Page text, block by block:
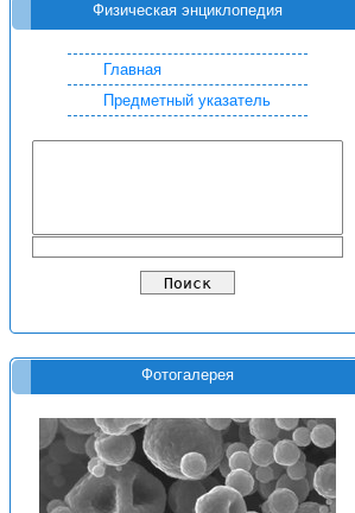
Физическая энциклопедия
Главная
Предметный указатель
Фотогалерея